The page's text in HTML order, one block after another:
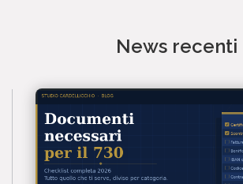
News recenti